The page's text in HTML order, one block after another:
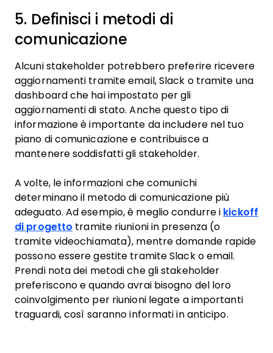
5. Definisci i metodi di
comunicazione
Alcuni stakeholder potrebbero preferire ricevere
aggiornamenti tramite email, Slack o tramite una
dashboard che hai impostato per gli
aggiornamenti di stato. Anche questo tipo di
informazione è importante da includere nel tuo
piano di comunicazione e contribuisce a
mantenere soddisfatti gli stakeholder.
A volte, le informazioni che comunichi
determinano il metodo di comunicazione più
adeguato. Ad esempio, è meglio condurre i kickoff
di progetto tramite riunioni in presenza (o
tramite videochiamata), mentre domande rapide
possono essere gestite tramite Slack o email.
Prendi nota dei metodi che gli stakeholder
preferiscono e quando avrai bisogno del loro
coinvolgimento per riunioni legate a importanti
traguardi, così saranno informati in anticipo.